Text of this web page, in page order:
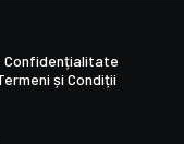
Confidențialitate
și Condiții